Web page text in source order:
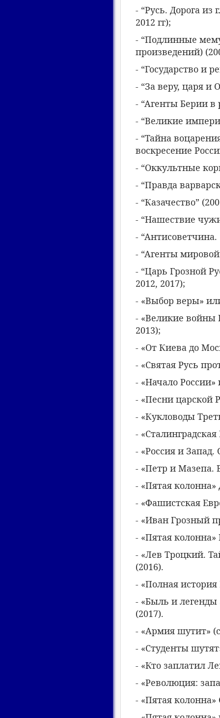
- “Русь. Дорога из
2012 гг);
- “Подлинные
произведений)
- “Государство и
- “За веру, царя и
- “Агенты Берии в
- “Великие
- “Тайна
воскресение
- “Оккультные
- “Правда
- “Казачество”
- “Нашествие
-
- “Агенты
- “Царь Грозной
2012, 2017);
- «Выбор веры»
- «Великие войны
2013);
- «От Киева до
- «Святая Русь
- «Начало
- «Песни царской
- «Кукловоды
-
- «Россия и
- «Петр и Мазепа.
- «Пятая колонна»
- «Фашистская
- «Иван Грозный
- «Пятая
- «Лев Троцкий.
(2016).
- «Полная история
- «Быль и легенды
(2017).
- «Армия шутит»
- «Студенты
- «Кто заплатил
- «Революция:
- «Пятая колонна»